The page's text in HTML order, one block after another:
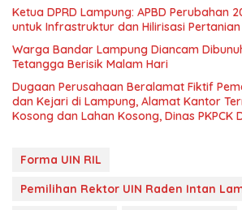
Ketua DPRD Lampung: APBD Perubahan
untuk Infrastruktur dan Hilirisasi Pertanian
Warga Bandar Lampung Diancam
Tetangga Berisik Malam Hari
Dugaan Perusahaan Beralamat Fiktif
dan Kejari di Lampung, Alamat Kantor
Kosong dan Lahan Kosong, Dinas PKPCK
Forma UIN RIL
Pemilihan Rektor UIN Raden Intan